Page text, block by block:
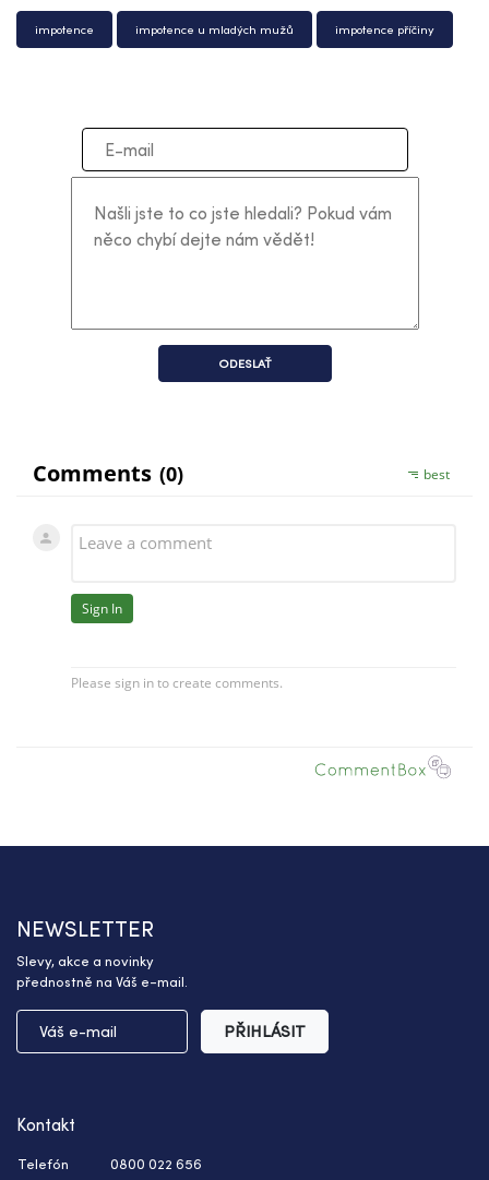
impotence impotence u mladých mužů impotence příčiny
ODESLAŤ
NEWSLETTER
Slevy, akce a novinky
přednostně na Váš e-mail.
PŘIHLÁSIT
Kontakt
Telefón
0800 022 656